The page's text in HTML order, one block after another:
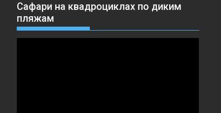
Сафари на квадроциклах по диким
пляжам